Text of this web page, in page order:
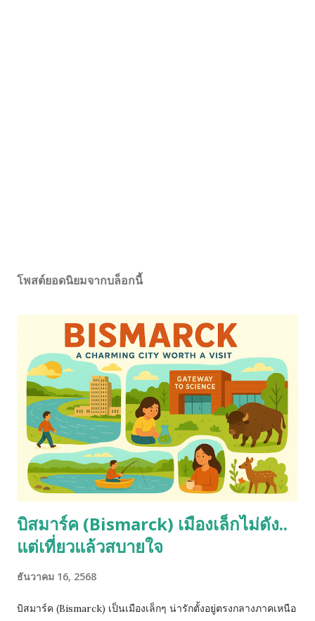
โพสต์ยอดนิยมจากบล็อกนี้
บิสมาร์ค (Bismarck) เมืองเล็กไม่ดัง..
แต่เที่ยวแล้วสบายใจ
ธันวาคม 16, 2568
บิสมาร์ค (Bismarck) เป็นเมืองเล็กๆ น่ารักตั้งอยู่ตรงกลางภาคเหนือ